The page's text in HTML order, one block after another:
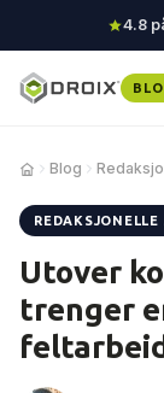
4.8
Blog
Utover
trenger